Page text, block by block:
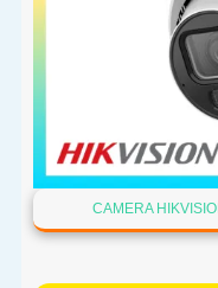
CAMERA